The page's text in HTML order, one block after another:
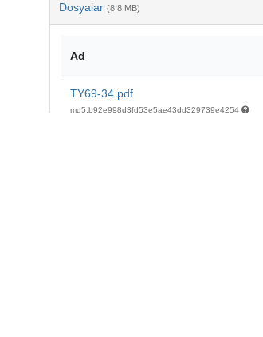
Dosyalar (8.8 MB)
Ad
TY69-34.pdf
md5:b92e998d3fd53e5ae43dd329739e4254